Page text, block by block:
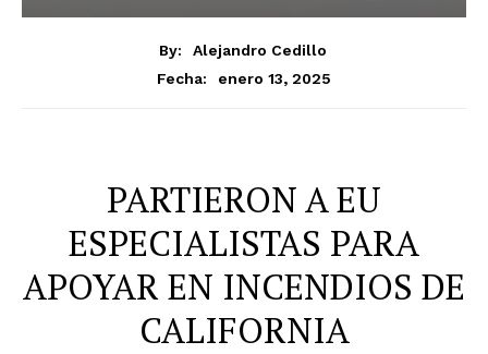
By:
Alejandro Cedillo
Fecha:
enero 13, 2025
PARTIERON A EU
ESPECIALISTAS PARA
APOYAR EN INCENDIOS DE
CALIFORNIA